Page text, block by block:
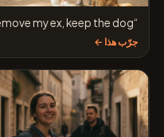
“Remove my ex, keep the dog”
جرّب هذا ←